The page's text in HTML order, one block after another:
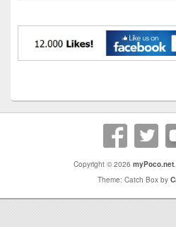
Copyright © 2026 myPoco.net
Theme: Catch Box by